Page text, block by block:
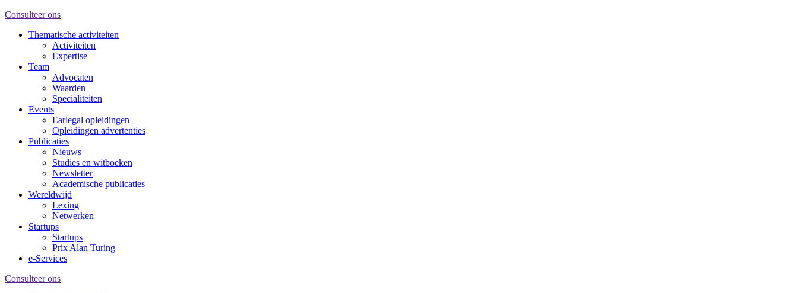
Consulteer ons
Thematische activiteiten
Activiteiten
Expertise
Team
Advocaten
Waarden
Specialiteiten
Events
Earlegal opleidingen
Opleidingen advertenties
Publicaties
Nieuws
Studies en witboeken
Newsletter
Academische publicaties
Wereldwijd
Lexing
Netwerken
Startups
Startups
Prix Alan Turing
e-Services
Consulteer ons